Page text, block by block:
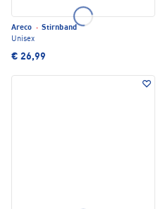
Areco · Stirnband
Unisex
€ 26,99